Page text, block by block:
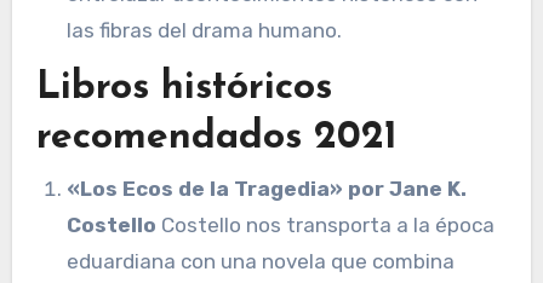
las fibras del drama humano.
Libros históricos
recomendados 2021
«Los Ecos de la Tragedia» por Jane K.
Costello Costello nos transporta a la época
eduardiana con una novela que combina